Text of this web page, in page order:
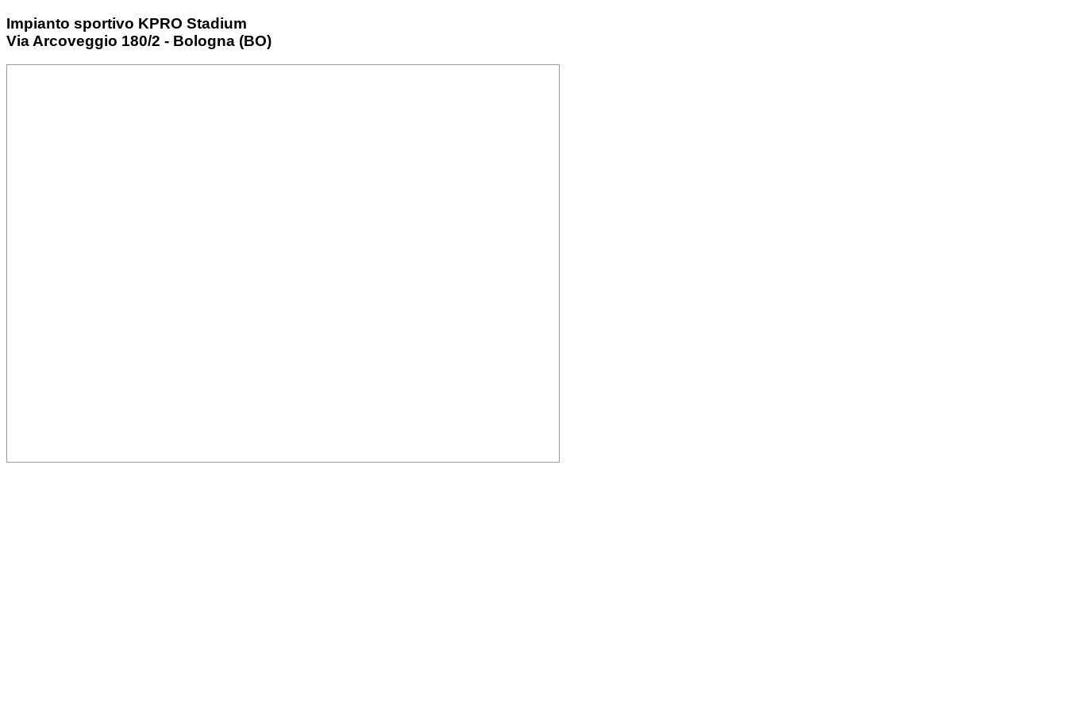
Impianto sportivo KPRO Stadium
Via Arcoveggio 180/2 - Bologna (BO)